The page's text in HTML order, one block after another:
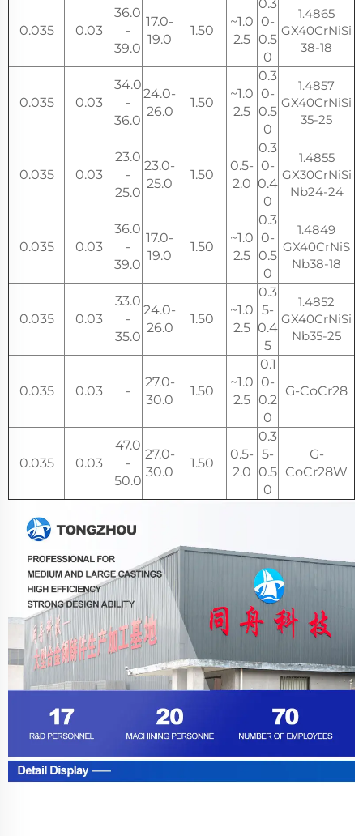
1.4865
GX40CrNiSi
38-18
0.3
0-
0.5
0
1.0~
2.5
1.50
17.0-
19.0
36.0
-
39.0
0.03
0.035
1.4857
GX40CrNiSi
35-25
0.3
0-
0.5
0
1.0~
2.5
1.50
24.0-
26.0
34.0
-
36.0
0.03
0.035
1.4855
GX30CrNiSi
Nb24-24
0.3
0-
0.4
0
0.5-
2.0
1.50
23.0-
25.0
23.0
-
25.0
0.03
0.035
1.4849
GX40CrNiS
Nb38-18
0.3
0-
0.5
0
1.0~
2.5
1.50
17.0-
19.0
36.0
-
39.0
0.03
0.035
1.4852
GX40CrNiSi
Nb35-25
0.3
5-
0.4
5
1.0~
2.5
1.50
24.0-
26.0
33.0
-
35.0
0.03
0.035
G-CoCr28
0.1
0-
0.2
0
1.0~
2.5
1.50
27.0-
30.0
-
0.03
0.035
G-
CoCr28W
0.3
5-
0.5
0
0.5-
2.0
1.50
27.0-
30.0
47.0
-
50.0
0.03
0.035